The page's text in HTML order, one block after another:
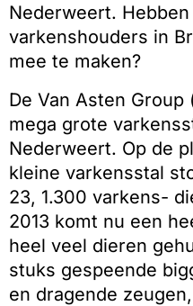
Nederweert.
varkenshouders in
mee te maken?
De Van Asten
mega grote
Nederweert. Op de
kleine varkensstal
23, 1.300 varkens-
2013 komt nu een
heel veel dieren
stuks gespeende
en dragende